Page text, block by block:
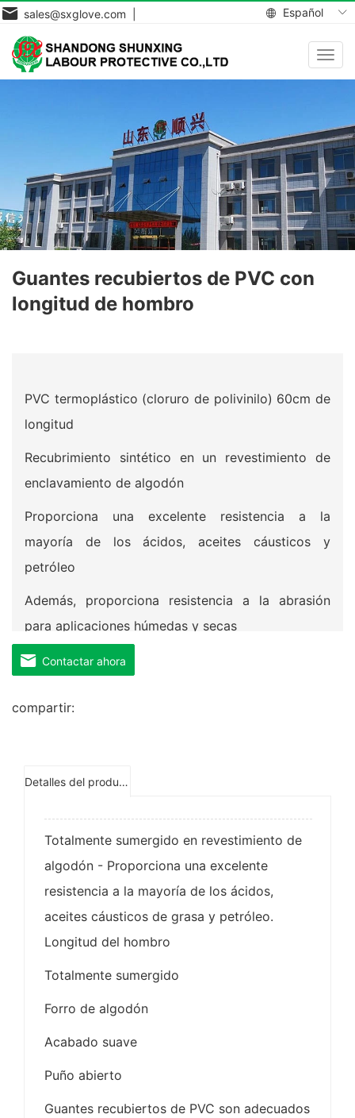
Español
sales@sxglove.com |
Guantes recubiertos de PVC con
longitud de hombro
PVC termoplástico (cloruro de polivinilo) 60cm de
longitud
Recubrimiento sintético en un revestimiento de
enclavamiento de algodón
Proporciona una excelente resistencia a la
mayoría de los ácidos, aceites cáusticos y
petróleo
Además, proporciona resistencia a la abrasión
para aplicaciones húmedas y secas
Contactar ahora
compartir:
Detalles del producto
Totalmente sumergido en revestimiento de
algodón - Proporciona una excelente
resistencia a la mayoría de los ácidos,
aceites cáusticos de grasa y petróleo.
Longitud del hombro
Totalmente sumergido
Forro de algodón
Acabado suave
Puño abierto
Guantes recubiertos de PVC son adecuados